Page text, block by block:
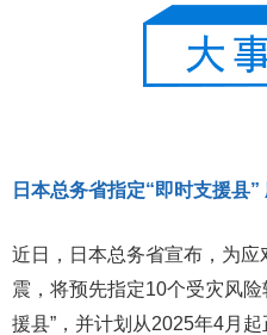
日本总务省指定“即时支援县
近日，日本总务省宣布，为
震，将预先指定10个受灾风
援县”，并计划从2025年4月